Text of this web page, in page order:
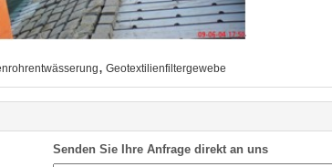
, Geotextilienfiltergewebe
Senden Sie Ihre Anfrage direkt an uns